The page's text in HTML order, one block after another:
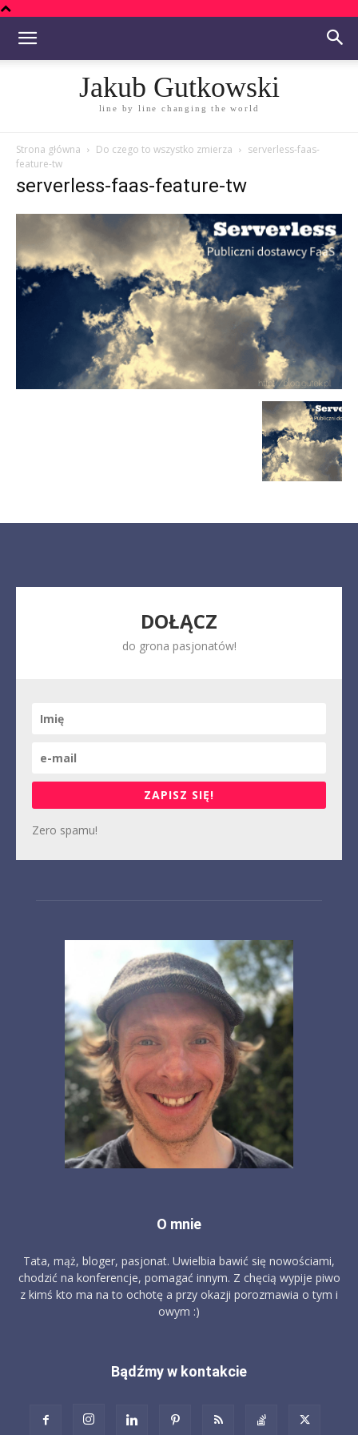
Jakub Gutkowski
line by line changing the world
Strona główna Do czego to wszystko zmierza
serverless-faas-
feature-tw
serverless-faas-feature-tw
DOŁĄCZ
do grona pasjonatów!
ZAPISZ SIĘ!
Zero spamu!
O mnie
Tata, mąż, bloger, pasjonat. Uwielbia bawić się nowościami,
chodzić na konferencje, pomagać innym. Z chęcią wypije piwo
z kimś kto ma na to ochotę a przy okazji porozmawia o tym i
owym :)
Bądźmy w kontakcie